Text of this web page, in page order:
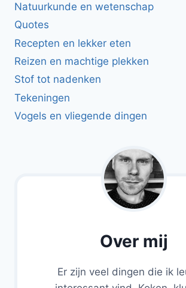
Natuurkunde en wetenschap
Quotes
Recepten en lekker eten
Reizen en machtige plekken
Stof tot nadenken
Tekeningen
Vogels en vliegende dingen
Over mij
Er zijn veel dingen die ik